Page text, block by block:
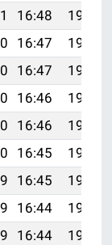
16:48
19:57
16:47
19:56
16:47
19:55
16:46
19:54
16:46
19:52
16:45
19:51
16:45
19:50
16:44
19:49
16:44
19:47